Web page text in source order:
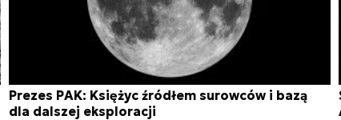
Prezes PAK: Księżyc źródłem surowców i bazą
dla dalszej eksploracji